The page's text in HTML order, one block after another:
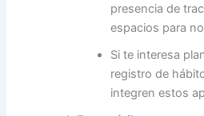
presencia de
espacios para
Si te interesa
registro de
integren estos